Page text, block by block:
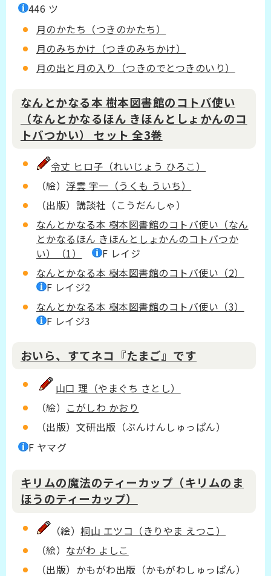
446 ツ
月のかたち（つきのかたち）
月のみちかけ（つきのみちかけ）
月の出と月の入り（つきのでとつきのいり）
なんとかなる本 樹本図書館のコトバ使い
（なんとかなるほん きほんとしょかんのコ
トバつかい） セット 全3巻
令丈 ヒロ子（れいじょう ひろこ）
（絵） 浮雲 宇一（うくも ういち）
（出版）講談社（こうだんしゃ）
なんとかなる本 樹本図書館のコトバ使い（なん
とかなるほん きほんとしょかんのコトバつか
い）（1）
F レイジ
なんとかなる本 樹本図書館のコトバ使い（2）
F レイジ2
なんとかなる本 樹本図書館のコトバ使い（3）
F レイジ3
おいら、すてネコ『たまご』です
山口 理（やまぐち さとし）
（絵） こがしわ かおり
（出版）文研出版（ぶんけんしゅっぱん）
F ヤマグ
キリムの魔法のティーカップ（キリムのま
ほうのティーカップ）
（絵）桐山 エツコ（きりやま えつこ）
（絵） ながわ よしこ
（出版）かもがわ出版（かもがわしゅっぱん）